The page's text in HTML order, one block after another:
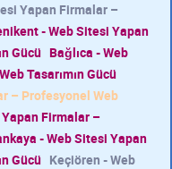
Yapan Firmalar –
- Web Sitesi Yapan
Gücü Bağlıca - Web
Tasarımın Gücü
– Profesyonel Web
Firmalar –
- Web Sitesi Yapan
Gücü Keçiören - Web